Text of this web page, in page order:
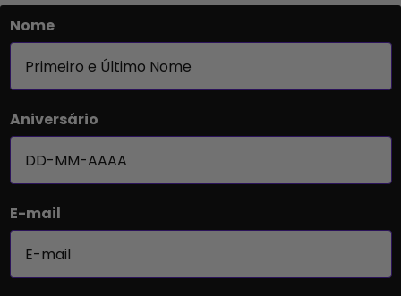
Nome
Aniversário
E-mail